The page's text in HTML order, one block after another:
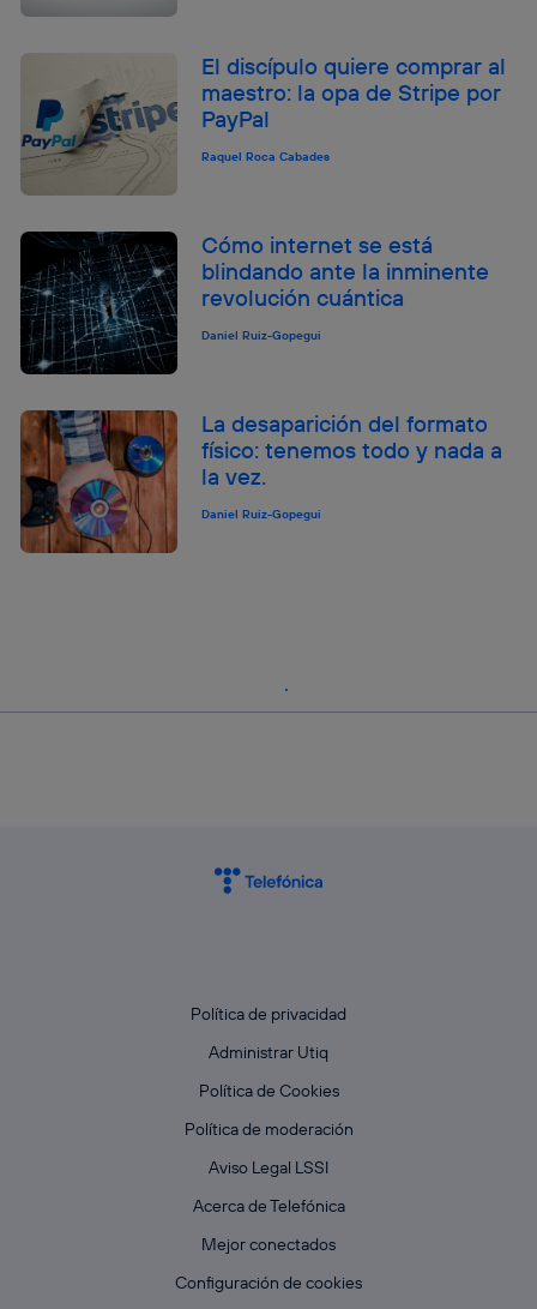
El discípulo quiere comprar al
maestro: la opa de Stripe por
PayPal
Raquel Roca Cabades
Cómo internet se está
blindando ante la inminente
revolución cuántica
Daniel Ruiz-Gopegui
La desaparición del formato
físico: tenemos todo y nada a
la vez.
Daniel Ruiz-Gopegui
Política de privacidad
Administrar Utiq
Política de Cookies
Política de moderación
Aviso Legal LSSI
Acerca de Telefónica
Mejor conectados
Configuración de cookies